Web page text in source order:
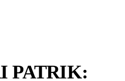
PATRIK: